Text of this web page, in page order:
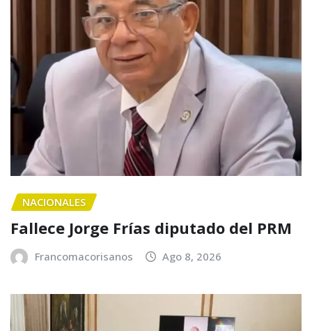
NACIONALES
Fallece Jorge Frías diputado del PRM
Francomacorisanos Ago 8, 2026